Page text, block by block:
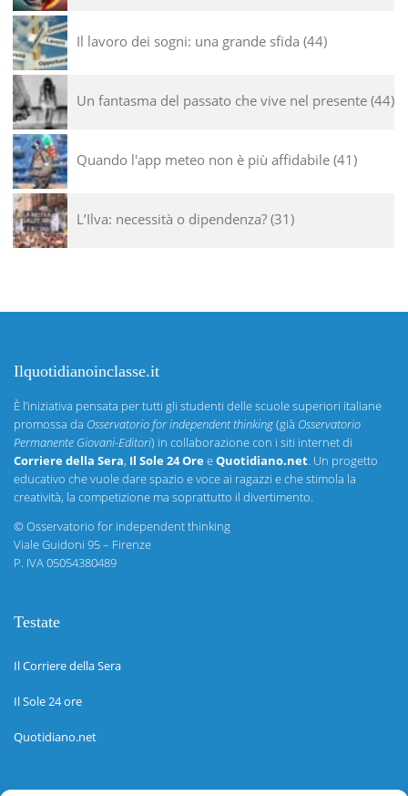
Il lavoro dei sogni: una grande sfida 44
Un fantasma del passato che vive nel presente 44
Quando l'app meteo non è più affidabile 41
L’Ilva: necessità o dipendenza? 31
Ilquotidianoinclasse.it
È l’iniziativa pensata per tutti gli studenti delle scuole superiori italiane
promossa da Osservatorio for independent thinking(già Osservatorio
Permanente Giovani-Editori) in collaborazione con i siti internet di
Corriere della Sera, Il Sole 24 OreeQuotidiano.net. Un progetto
educativo che vuole dare spazio e voce ai ragazzi e che stimola la
creatività, la competizione ma soprattutto il divertimento.
©Osservatorio for independent thinking
Viale Guidoni 95 – Firenze
P. IVA 05054380489
Testate
Il Corriere della Sera
Il Sole 24 ore
Quotidiano.net